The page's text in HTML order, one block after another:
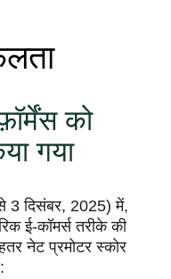
को
गया
3 दिसंबर, 2025) में,
ई-कॉमर्स तरीके की
नेट प्रमोटर स्कोर